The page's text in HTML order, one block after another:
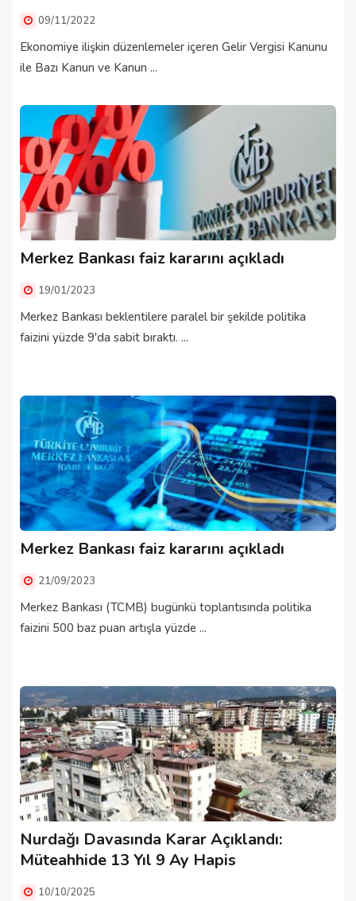
09/11/2022
Ekonomiye ilişkin düzenlemeler içeren Gelir Vergisi Kanunu
ile Bazı Kanun ve Kanun ...
Merkez Bankası faiz kararını açıkladı
19/01/2023
Merkez Bankası beklentilere paralel bir şekilde politika
faizini yüzde 9'da sabit bıraktı. ...
Merkez Bankası faiz kararını açıkladı
21/09/2023
Merkez Bankası (TCMB) bugünkü toplantısında politika
faizini 500 baz puan artışla yüzde ...
Nurdağı Davasında Karar Açıklandı:
Müteahhide 13 Yıl 9 Ay Hapis
10/10/2025